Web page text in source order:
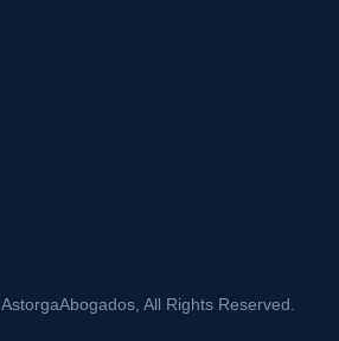
AstorgaAbogados, All Rights Reserved.